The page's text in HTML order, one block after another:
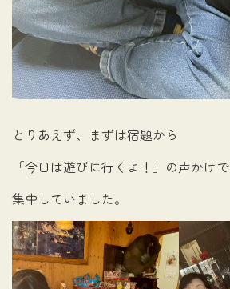
とりあえず、まずは宿題から
「今日は遊びに行くよ！」の声かけで
集中していました。